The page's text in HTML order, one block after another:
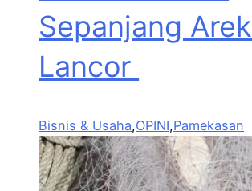
Sepanjang Arek
Lancor
Bisnis & Usaha,OPINI,Pamekasan